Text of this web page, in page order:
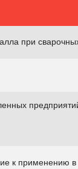
при
к применению в